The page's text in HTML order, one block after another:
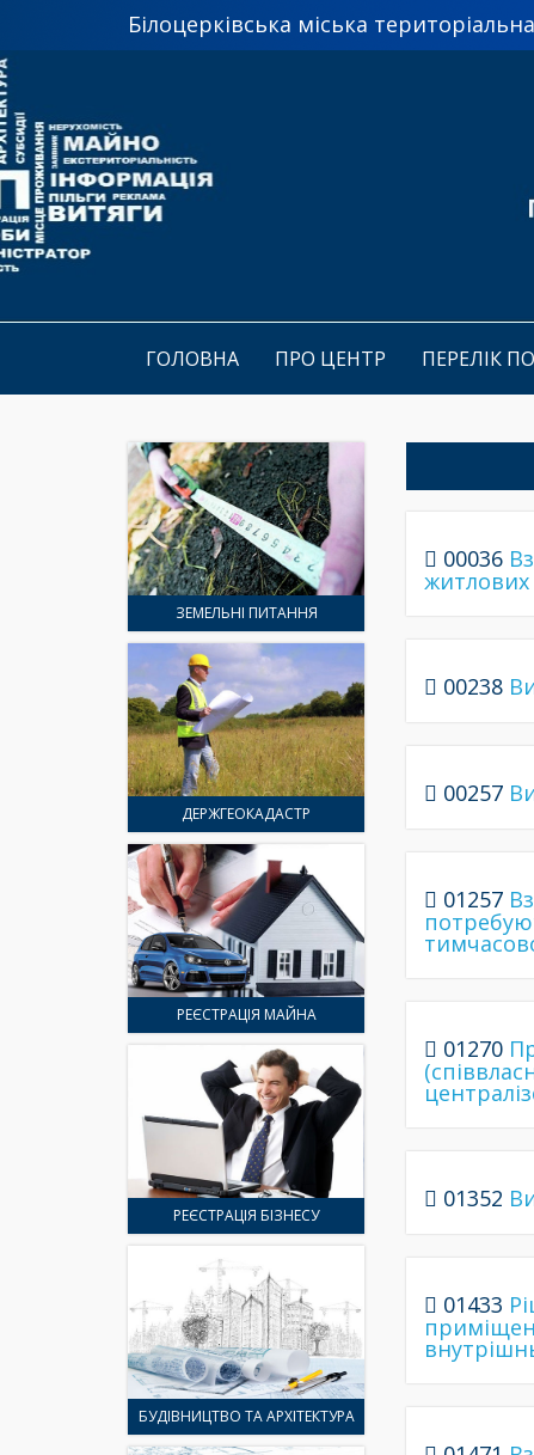
Білоцерківська міська
ГОЛОВНА ПРО ЦЕНТР ПЕРЕЛІК
00036
00238
00257
01257
01270
01352
01433
ЗЕМЕЛЬНІ ПИТАННЯ
ДЕРЖГЕОКАДАСТР
РЕЄСТРАЦІЯ МАЙНА
РЕЄСТРАЦІЯ БІЗНЕСУ
БУДІВНИЦТВО ТА АРХІТЕКТУРА